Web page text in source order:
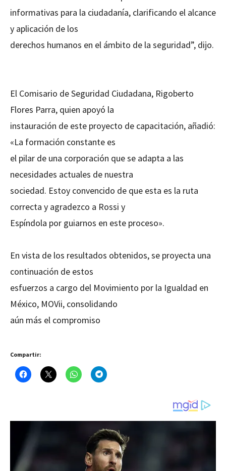
informativas para la ciudadanía, clarificando el alcance
y aplicación de los
derechos humanos en el ámbito de la seguridad”, dijo.
El Comisario de Seguridad Ciudadana, Rigoberto
Flores Parra, quien apoyó la
instauración de este proyecto de capacitación, añadió:
«La formación constante es
el pilar de una corporación que se adapta a las
necesidades actuales de nuestra
sociedad. Estoy convencido de que esta es la ruta
correcta y agradezco a Rossi y
Espíndola por guiarnos en este proceso».
En vista de los resultados obtenidos, se proyecta una
continuación de estos
esfuerzos a cargo del Movimiento por la Igualdad en
México, MOVii, consolidando
aún más el compromiso
Compartir: